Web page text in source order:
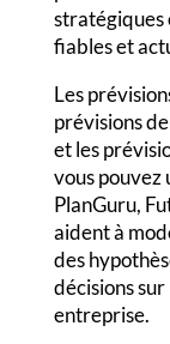
stratégiques
fiables et
Les
prévisions
et les
vous pouvez
PlanGuru,
aident à
des
décisions
entreprise.